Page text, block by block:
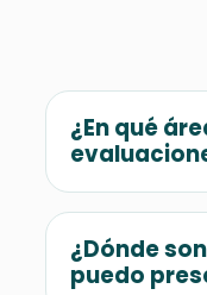
¿En qué
tus
evaluaciones
¿Dónde
puedo